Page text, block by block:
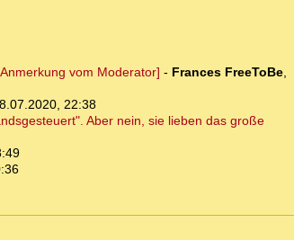
vom Moderator] - Frances FreeToBe,
22:38
Aber nein, sie lieben das große